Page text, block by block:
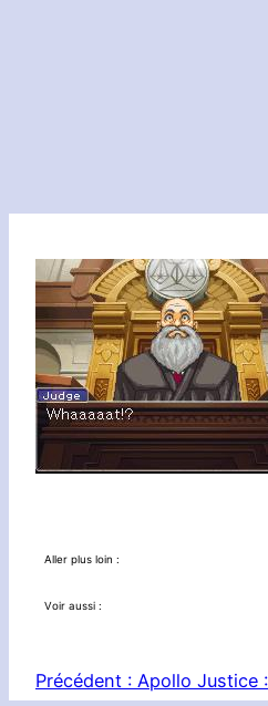
Aller plus loin :
Voir aussi :
Précédent : Apollo Justice